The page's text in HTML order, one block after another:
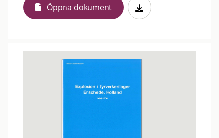
Öppna dokument